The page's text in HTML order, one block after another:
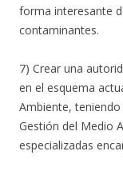
forma interesante
contaminantes.
7) Crear una
en el esquema
Ambiente,
Gestión del Medio
especializadas